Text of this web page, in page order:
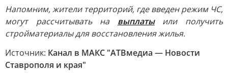
Напомним, жители территорий, где введен режим ЧС,
могут рассчитывать на выплатыили получить
стройматериалы для восстановления жилья.
Источник: Канал в МАКС "АТВмедиа — Новости
Ставрополя и края"